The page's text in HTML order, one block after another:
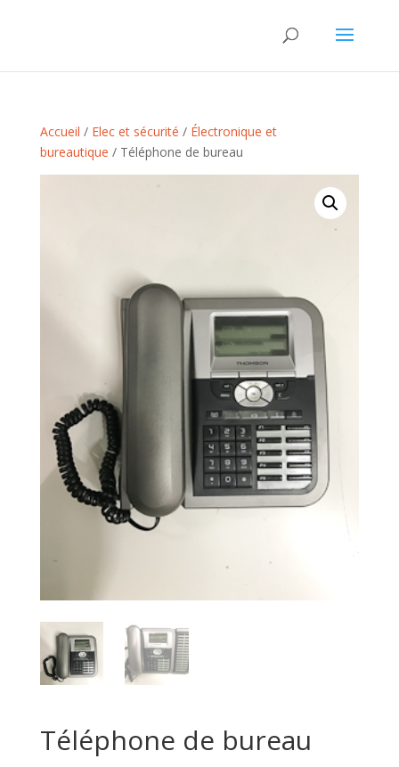
Accueil / Elec et sécurité / Électronique et
bureautique / Téléphone de bureau
Téléphone de bureau